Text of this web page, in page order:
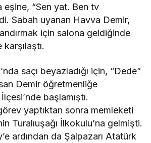
eşine, “Sen yat. Ben tv
Sabah uyanan Havva Demir,
için salona geldiğinde
saçı beyazladığı için, “Dede”
Demir öğretmenliğe
başlamıştı.
yaptıktan sonra memleketi
Turalıuşağı İlkokulu’na gelmişti.
ardından da Şalpazarı Atatürk